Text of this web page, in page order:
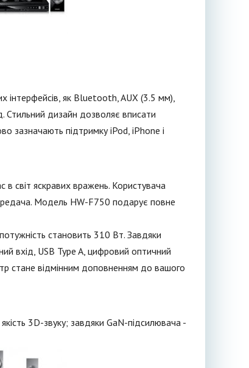
інтерфейсів, як Bluetooth, AUX (3.5 мм),
Стильний дизайн дозволяє вписати
зазначають підтримку iPod, iPhone і
світ яскравих вражень. Користувача
Модель HW-F750 подарує повне
становить 310 Вт. Завдяки
вхід, USB Type A, цифровий оптичний
стане відмінним доповненням до вашого
3D-звуку; завдяки GaN-підсилювача -